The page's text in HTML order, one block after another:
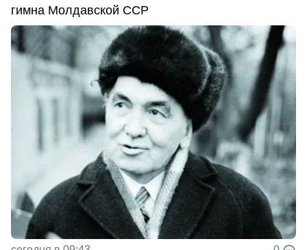
гимна Молдавской ССР